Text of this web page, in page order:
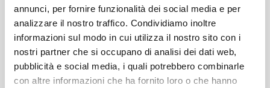
annunci, per fornire funzionalità dei social media e per
analizzare il nostro traffico. Condividiamo inoltre
informazioni sul modo in cui utilizza il nostro sito con i
nostri partner che si occupano di analisi dei dati web,
pubblicità e social media, i quali potrebbero combinarle
con altre informazioni che ha fornito loro o che hanno
un’Europa che sia comunità solidale può fare fronte
a questa sfida in modo
dimostrato la propria
inadeguatezza. È evidente, infatti, che la doverosa
accoglienza dei migranti non
può limitarsi a mere operazioni di assistenza di chi